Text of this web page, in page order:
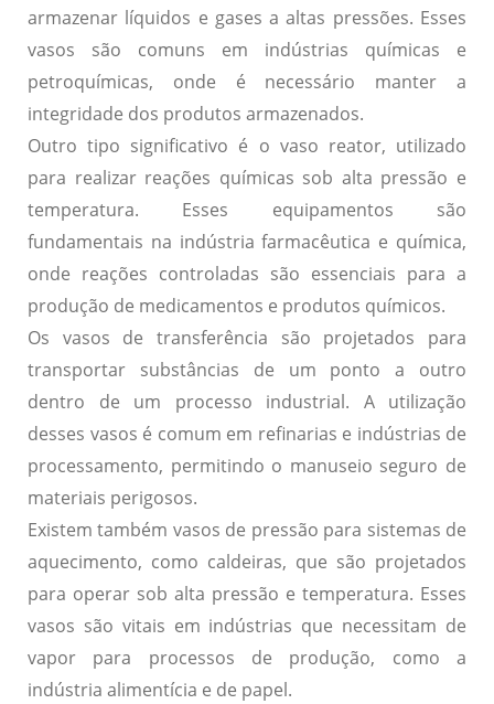
armazenar líquidos e gases a altas pressões. Esses
vasos são comuns em indústrias químicas e
petroquímicas, onde é necessário manter a
integridade dos produtos armazenados.
Outro tipo significativo é o vaso reator, utilizado
para realizar reações químicas sob alta pressão e
temperatura. Esses equipamentos são
fundamentais na indústria farmacêutica e química,
onde reações controladas são essenciais para a
produção de medicamentos e produtos químicos.
Os vasos de transferência são projetados para
transportar substâncias de um ponto a outro
dentro de um processo industrial. A utilização
desses vasos é comum em refinarias e indústrias de
processamento, permitindo o manuseio seguro de
materiais perigosos.
Existem também vasos de pressão para sistemas de
aquecimento, como caldeiras, que são projetados
para operar sob alta pressão e temperatura. Esses
vasos são vitais em indústrias que necessitam de
vapor para processos de produção, como a
indústria alimentícia e de papel.